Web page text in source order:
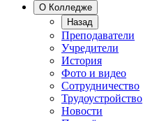
О Колледже
Назад
Преподаватели
Учредители
История
Фото и видео
Сотрудничество
Трудоустройство
Новости